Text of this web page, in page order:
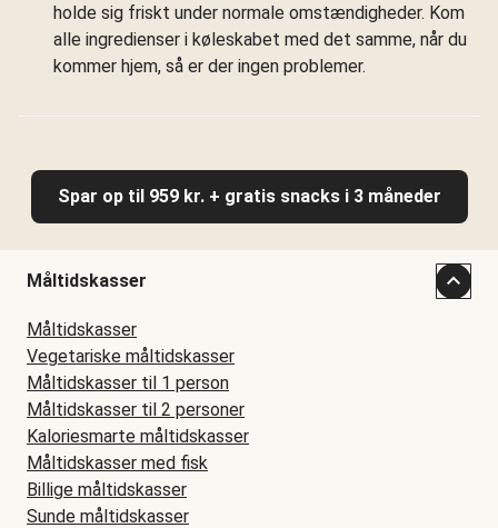
holde sig friskt under normale omstændigheder. Kom
alle ingredienser i køleskabet med det samme, når du
kommer hjem, så er der ingen problemer.
Spar op til 959 kr. + gratis snacks i 3 måneder
Måltidskasser
Måltidskasser
Vegetariske måltidskasser
Måltidskasser til 1 person
Måltidskasser til 2 personer
Kaloriesmarte måltidskasser
Måltidskasser med fisk
Billige måltidskasser
Sunde måltidskasser